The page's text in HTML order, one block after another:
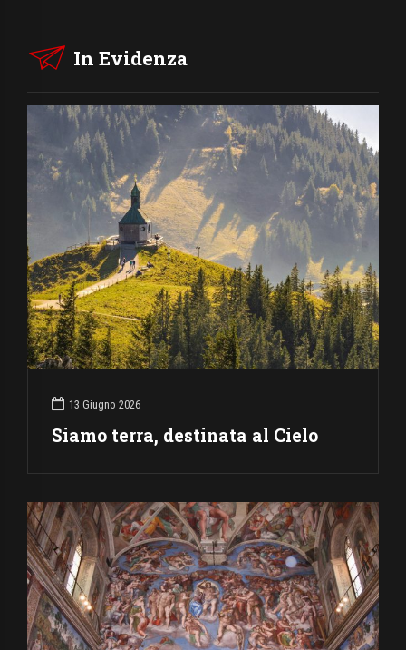
In Evidenza
13 Giugno 2026
Siamo terra, destinata al Cielo